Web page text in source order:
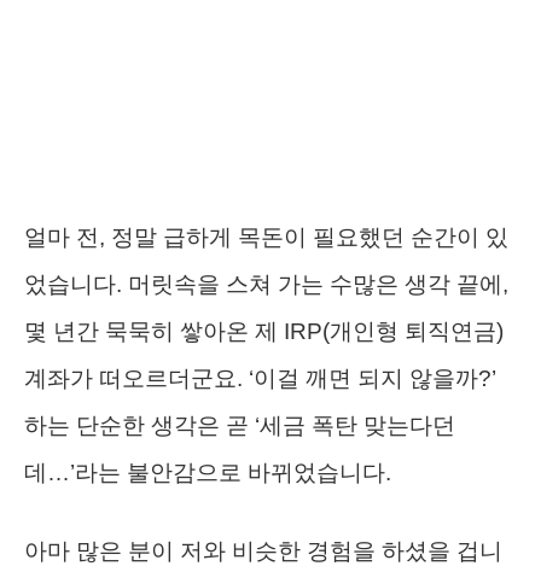
얼마 전, 정말 급하게 목돈이 필요했던 순간이 있
었습니다. 머릿속을 스쳐 가는 수많은 생각 끝에,
몇 년간 묵묵히 쌓아온 제 IRP(개인형 퇴직연금)
계좌가 떠오르더군요. ‘이걸 깨면 되지 않을까?’
하는 단순한 생각은 곧 ‘세금 폭탄 맞는다던
데…’라는 불안감으로 바뀌었습니다.
아마 많은 분이 저와 비슷한 경험을 하셨을 겁니